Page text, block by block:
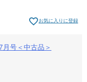
お気に入りに登録
号＜中古品＞